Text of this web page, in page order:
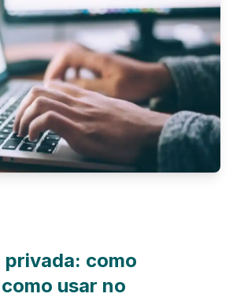
privada: como
usar no